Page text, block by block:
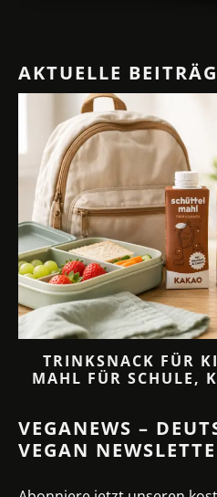
AKTUELLE
TRINKSNACK FÜR
MAHL FÜR SCHULE,
VEGANEWS –
VEGAN